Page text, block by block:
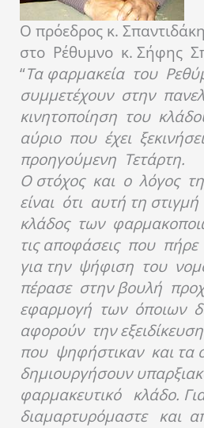
O πρόεδρος κ.
στο Ρέθυμνο κ. Σήφης
“Τα φαρμακεία του
συμμετέχουν στην
κινητοποίηση του
αύριο που έχει
προηγούμενη Τετάρτη.
Ο στόχος και ο λόγος
είναι ότι αυτή τη
κλάδος των
τις αποφάσεις που
για την ψήφιση του
πέρασε στην βουλή
εφαρμογή των όποιων
αφορούν την
που ψηφήστικαν και τα
δημιουργήσουν
φαρμακευτικό κλάδο.
διαμαρτυρόμαστε και